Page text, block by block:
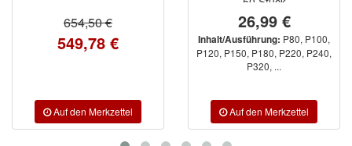
Wibeco
654,50 €
549,78 €
26,99 €
Inhalt/Ausführung: P80, P100,
P120, P150, P180, P220, P240,
P320, ...